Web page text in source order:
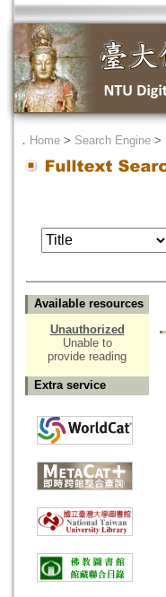
． Home > Search Engine >
Available resources
Unauthorized
Unable to
provide reading
Extra service